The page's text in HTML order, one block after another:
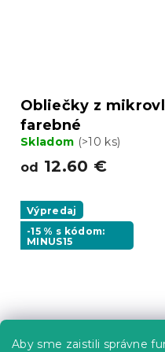
Aby sme zaistili správne
Obliečky z
farebné
Skladom (>10 ks)
od 12.60 €
Výpredaj
-15 % s kódom:
MINUS15